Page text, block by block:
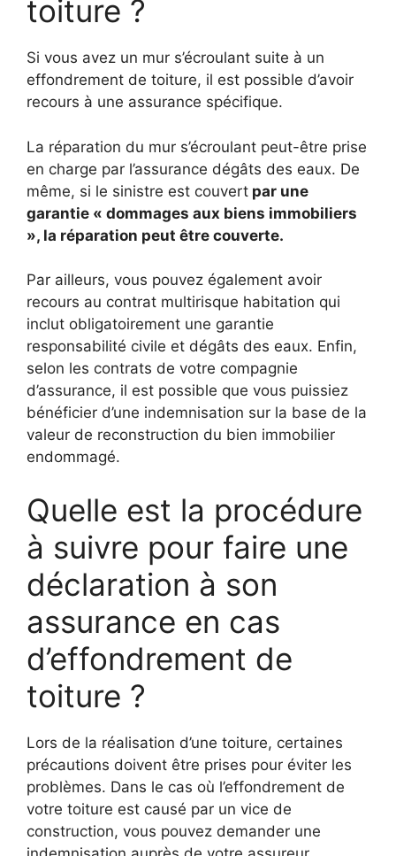
toiture ?
Si vous avez un mur s’écroulant suite à un
effondrement de toiture, il est possible d’avoir
recours à une assurance spécifique.
La réparation du mur s’écroulant peut-être prise
en charge par l’assurance dégâts des eaux. De
même, si le sinistre est couvert par une
garantie « dommages aux biens immobiliers
», la réparation peut être couverte.
Par ailleurs, vous pouvez également avoir
recours au contrat multirisque habitation qui
inclut obligatoirement une garantie
responsabilité civile et dégâts des eaux. Enfin,
selon les contrats de votre compagnie
d’assurance, il est possible que vous puissiez
bénéficier d’une indemnisation sur la base de la
valeur de reconstruction du bien immobilier
endommagé.
Quelle est la procédure
à suivre pour faire une
déclaration à son
assurance en cas
d’effondrement de
toiture ?
Lors de la réalisation d’une toiture, certaines
précautions doivent être prises pour éviter les
problèmes. Dans le cas où l’effondrement de
votre toiture est causé par un vice de
construction, vous pouvez demander une